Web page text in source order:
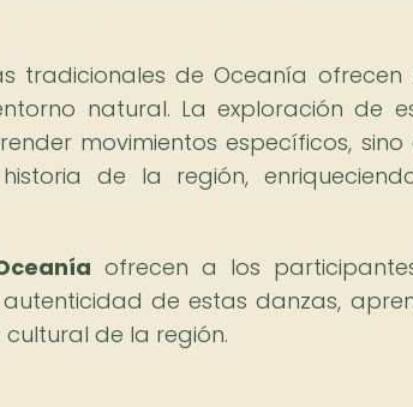
tradicionales de Oceanía ofrecen
natural. La exploración de
movimientos específicos, sino
de la región,
ofrecen a los
de estas danzas,
de la región.